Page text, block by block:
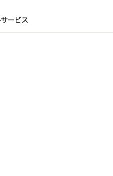
ービス